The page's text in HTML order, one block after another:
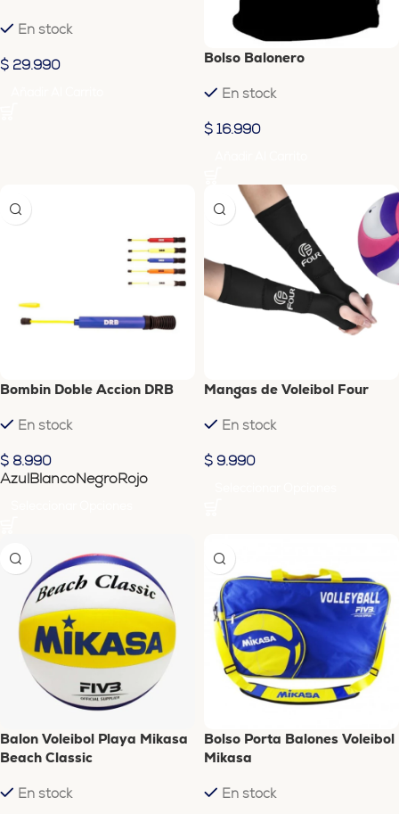
En stock
$ 29.990 Bolso Balonero
En stock
$ 16.990
Bombin Doble Accion DRB
En stock
$ 8.990
AzulBlancoNegroRojo
Mangas de Voleibol Four
En stock
$ 9.990
Balon Voleibol Playa Mikasa
Beach Classic
En stock
Bolso Porta Balones Voleibol
Mikasa
En stock